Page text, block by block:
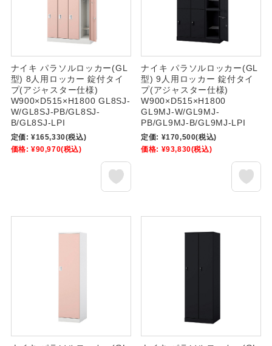
ナイキ パラソルロッカー(GL
型) 8人用ロッカー 錠付タイ
プ(アジャスター仕様)
W900×D515×H1800 GL8SJ-
W/GL8SJ-PB/GL8SJ-
B/GL8SJ-LPI
定価: ¥165,330(税込)
価格: ¥90,970(税込)
ナイキ パラソルロッカー(GL
型) 9人用ロッカー 錠付タイ
プ(アジャスター仕様)
W900×D515×H1800
GL9MJ-W/GL9MJ-
PB/GL9MJ-B/GL9MJ-LPI
定価: ¥170,500(税込)
価格: ¥93,830(税込)